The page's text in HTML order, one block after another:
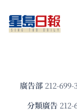
廣告部212-699-
分類廣告 212-